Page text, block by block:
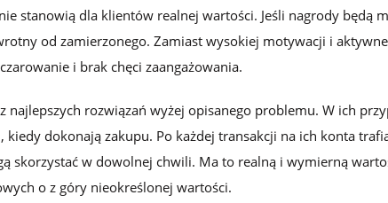
stanowią dla klientów realnej wartości. Jeśli nagrody będą
od zamierzonego. Zamiast wysokiej motywacji i
i brak chęci zaangażowania.
najlepszych rozwiązań wyżej opisanego problemu. W ich
dokonają zakupu. Po każdej transakcji na ich konta
skorzystać w dowolnej chwili. Ma to realną i wymierną
o z góry nieokreślonej wartości.